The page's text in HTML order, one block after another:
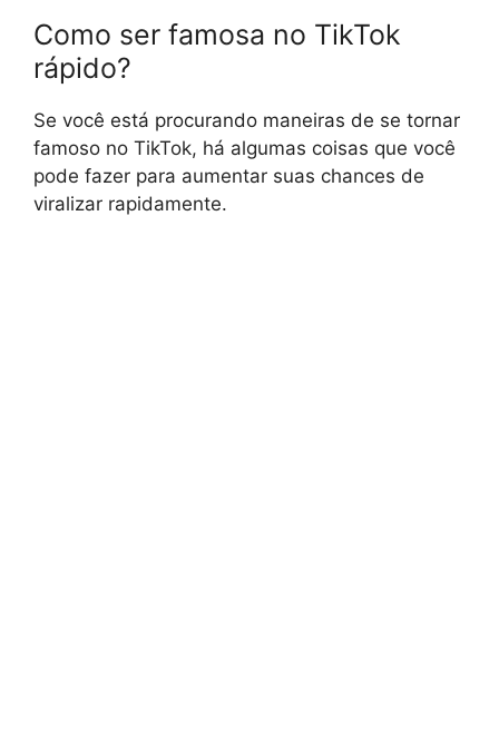
Como ser famosa no TikTok
rápido?
Se você está procurando maneiras de se tornar
famoso no TikTok, há algumas coisas que você
pode fazer para aumentar suas chances de
viralizar rapidamente.